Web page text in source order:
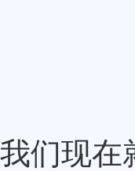
我们现在